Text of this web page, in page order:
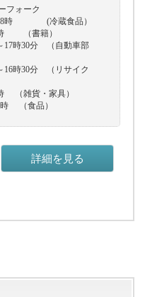
フォーク
18時 (冷蔵食品）
（書籍）
時30分 （自動車部
時30分 （リサイク
（雑貨・家具）
（食品）
詳細を見る